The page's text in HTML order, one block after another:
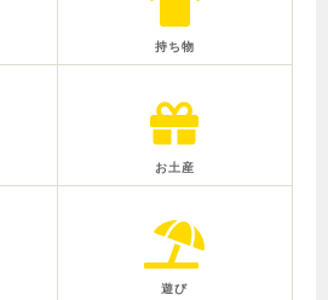
持ち物
お土産
遊び